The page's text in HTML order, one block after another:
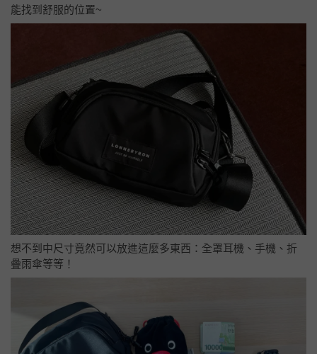
能找到舒服的位置~
想不到中尺寸竟然可以放進這麼多東西：全罩耳機、手機、折
疊雨傘等等！